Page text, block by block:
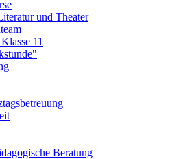
und Theater
11
Beratung